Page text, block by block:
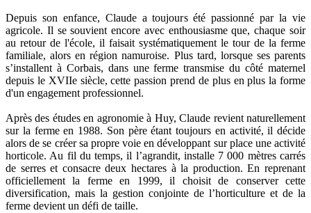
Depuis son enfance, Claude a toujours été passionné par la vie
agricole. Il se souvient encore avec enthousiasme que, chaque soir
au retour de l'école, il faisait systématiquement le tour de la ferme
familiale, alors en région namuroise. Plus tard, lorsque ses parents
s’installent à Corbais, dans une ferme transmise du côté maternel
depuis le XVIIe siècle, cette passion prend de plus en plus la forme
d'un engagement professionnel.
Après des études en agronomie à Huy, Claude revient naturellement
sur la ferme en 1988. Son père étant toujours en activité, il décide
alors de se créer sa propre voie en développant sur place une activité
horticole. Au fil du temps, il l’agrandit, installe 7 000 mètres carrés
de serres et consacre deux hectares à la production. En reprenant
officiellement la ferme en 1999, il choisit de conserver cette
diversification, mais la gestion conjointe de l’horticulture et de la
ferme devient un défi de taille.